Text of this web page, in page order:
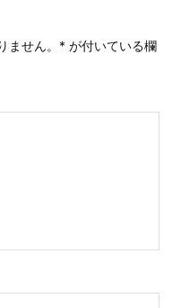
ません。 * が付いている欄